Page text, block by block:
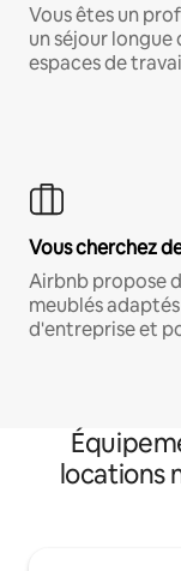
Vous êtes un
un séjour
espaces de
Vous cherchez
Airbnb propose
meublés
d'entreprise et
locations